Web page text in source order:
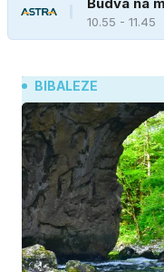
10.55 - 11.45
BIBALEZE